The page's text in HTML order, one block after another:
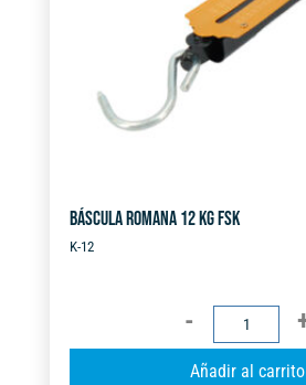
BÁSCULA ROMANA 12 KG FSK
K-12
BÁSCULA
ROMANA
Añadir al carrito